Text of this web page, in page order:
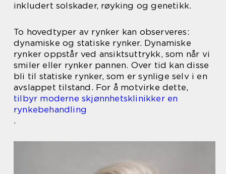
inkludert solskader, røyking og genetikk.
To hovedtyper av rynker kan observeres:
dynamiske og statiske rynker. Dynamiske
rynker oppstår ved ansiktsuttrykk, som når vi
smiler eller rynker pannen. Over tid kan disse
bli til statiske rynker, som er synlige selv i en
avslappet tilstand. For å motvirke dette,
tilbyr moderne skjønnhetsklinikker en
rynkebehandling
.